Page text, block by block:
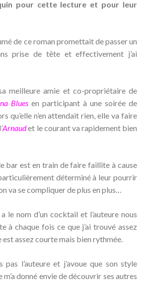
pour cette lecture et pour leur
de ce roman promettait de passer un
prise de tête et effectivement j’ai
meilleure amie et co-propriétaire de
Blues en participant à une soirée de
qu’elle n’en attendait rien, elle va faire
Arnaudet le courant va rapidement bien
bar est en train de faire faillite à cause
déterminé à leur pourrir
va se compliquer de plus en plus…
le nom d’un cocktail et l’auteure nous
à chaque fois ce que j’ai trouvé assez
est assez courte mais bien rythmée.
pas l’auteure et j’avoue que son style
donné envie de découvrir ses autres